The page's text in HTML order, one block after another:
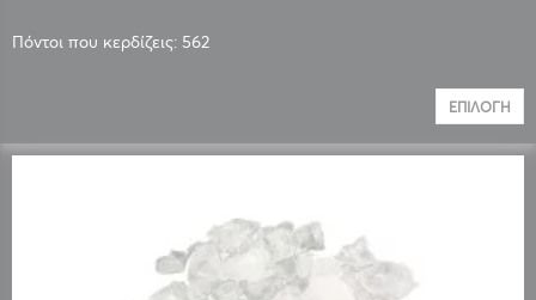
Πόντοι που κερδίζεις: 562
ΕΠΙΛΟΓΉ